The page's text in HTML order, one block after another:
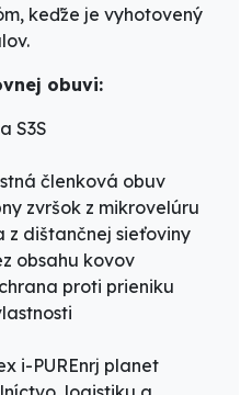
keďže je vyhotovený
obuvi:
S3S
členková obuv
zvršok z mikrovelúru
z dištančnej sieťoviny
obsahu kovov
proti prieniku
i-PUREnrj planet